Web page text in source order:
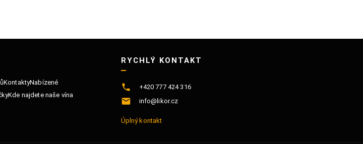
KontaktyNabízené
Kde najdete naše vína
RYCHLÝ KONTAKT
+420 777 424 316
info@likor.cz
Úplný kontakt